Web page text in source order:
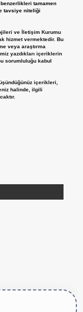
tamamen
tavsiye niteliği
ve İletişim Kurumu
hizmet vermektedir. Bu
veya araştırma
yazdıkları içeriklerin
sorumluluğu kabul
içerikleri,
halinde, ilgili